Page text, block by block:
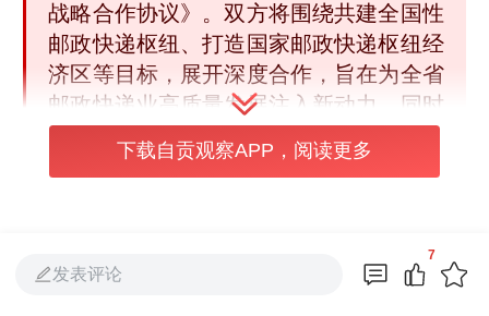
战略合作协议》。双方将围绕共建全国性
邮政快递枢纽、打造国家邮政快递枢纽经
济区等目标，展开深度合作，旨在为全省
邮政快递业高质量发展注入新动力，同时
助推自贡地方经济转型升级与现代物流体
系建设迈上新台阶。
下载自贡观察APP，阅读更多
发表评论
7